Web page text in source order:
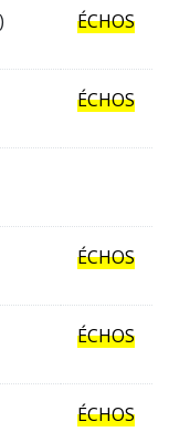
ÉCHOS
ÉCHOS
ÉCHOS
ÉCHOS
ÉCHOS